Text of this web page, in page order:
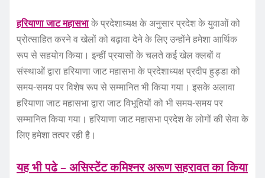
हरियाणा जाट महासभाके प्रदेशाध्यक्ष के अनुसार प्रदेश के युवाओं को
प्रोत्साहित करने व खेलों को बढ़ावा देने के लिए उन्होंने हमेशा आर्थिक
रूप से सहयोग किया। इन्हीं प्रयासों के चलते कई खेल क्लबों व
संस्थाओं द्वारा हरियाणा जाट महासभा के प्रदेशाध्यक्ष प्रदीप हुड्डा को
समय-समय पर विशेष रूप से सम्मानित भी किया गया। इसके अलावा
हरियाणा जाट महासभा द्वारा जाट विभूतियों को भी समय-समय पर
सम्मानित किया गया। हरियाणा जाट महासभा प्रदेश के लोगों की सेवा के
लिए हमेशा तत्पर रही है।
यह भी पढे – असिस्टेंट कमिश्नर अरूण सहरावत का किया